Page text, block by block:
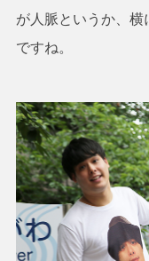
が人脈というか、横
ですね。